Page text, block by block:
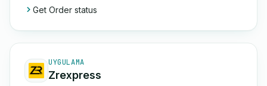
Get Order status
UYGULAMA
Zrexpress